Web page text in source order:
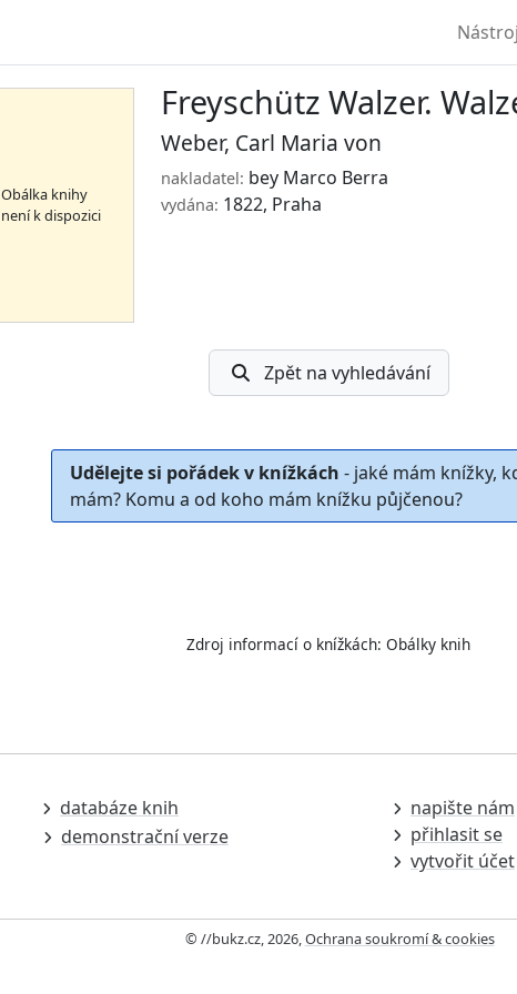
Obálka knihy
není k dispozici
Freyschütz Walzer.
Weber, Carl Maria von
nakladatel: bey Marco Berra
vydána: 1822, Praha
Zpět na vyhledávání
Udělejte si pořádek v knížkách - jaké mám knížky,
mám? Komu a od koho mám knížku půjčenou?
Zdroj informací o knížkách: Obálky knih
databáze knih
demonstrační verze
napište nám
přihlasit se
vytvořit účet
© //bukz.cz, 2026,Ochrana soukromí & cookies